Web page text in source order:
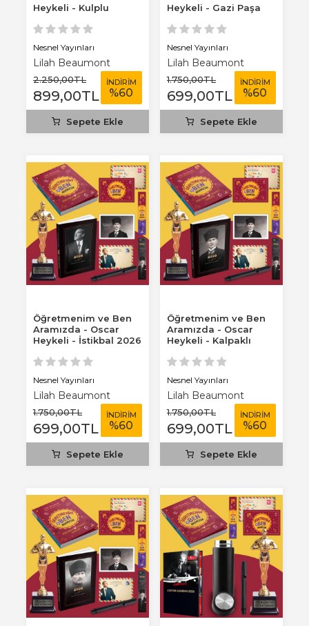
Heykeli - Kulplu
Nesnel Yayınları
Lilah Beaumont
2.250,00TL
899,00TL
İNDİRİM
%60
Sepete Ekle
Heykeli - Gazi Paşa
Nesnel Yayınları
Lilah Beaumont
1.750,00TL
699,00TL
İNDİRİM
%60
Sepete Ekle
Öğretmenim ve Ben
Aramızda - Oscar
Heykeli - İstikbal 2026
Nesnel Yayınları
Lilah Beaumont
1.750,00TL
699,00TL
İNDİRİM
%60
Sepete Ekle
Öğretmenim ve Ben
Aramızda - Oscar
Heykeli - Kalpaklı
Nesnel Yayınları
Lilah Beaumont
1.750,00TL
699,00TL
İNDİRİM
%60
Sepete Ekle